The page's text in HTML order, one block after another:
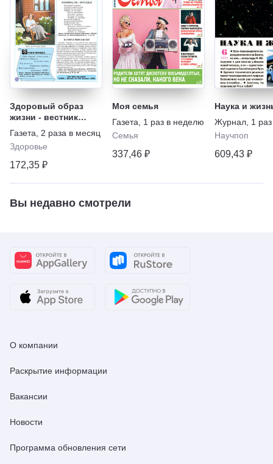
Здоровый образ
жизни - вестник
"ЗОЖ"
Газета
2 раза в месяц
Здоровье
172,35 ₽
Моя семья
Газета
1 раз в неделю
Семья
337,46 ₽
Наука и
Журнал 1
Научпоп
609,43 ₽
Вы недавно смотрели
О компании
Раскрытие информации
Вакансии
Новости
Программа обновления сети